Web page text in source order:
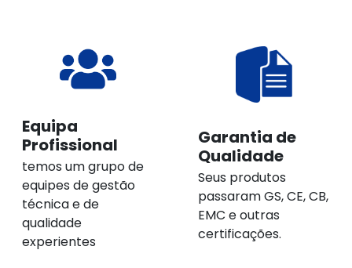
Equipa
Profissional
temos um grupo de
equipes de gestão
técnica e de
qualidade
experientes
Garantia de
Qualidade
Seus produtos
passaram GS, CE, CB,
EMC e outras
certificações.